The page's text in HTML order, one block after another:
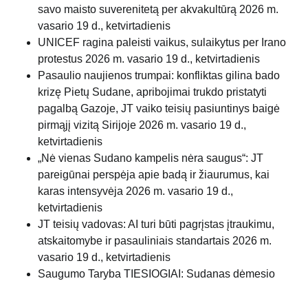
savo maisto suverenitetą per akvakultūrą 2026 m.
vasario 19 d., ketvirtadienis
UNICEF ragina paleisti vaikus, sulaikytus per Irano
protestus 2026 m. vasario 19 d., ketvirtadienis
Pasaulio naujienos trumpai: konfliktas gilina bado
krizę Pietų Sudane, apribojimai trukdo pristatyti
pagalbą Gazoje, JT vaiko teisių pasiuntinys baigė
pirmąjį vizitą Sirijoje 2026 m. vasario 19 d.,
ketvirtadienis
„Nė vienas Sudano kampelis nėra saugus“: JT
pareigūnai perspėja apie badą ir žiaurumus, kai
karas intensyvėja 2026 m. vasario 19 d.,
ketvirtadienis
JT teisių vadovas: AI turi būti pagrįstas įtraukimu,
atskaitomybe ir pasauliniais standartais 2026 m.
vasario 19 d., ketvirtadienis
Saugumo Taryba TIESIOGIAI: Sudanas dėmesio